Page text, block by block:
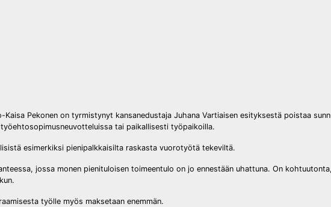
Pekonen on tyrmistynyt kansanedustaja Juhana Vartiaisen esityksestä poistaa
tai paikallisesti työpaikoilla.
esimerkiksi pienipalkkaisilta raskasta vuorotyötä tekeviltä.
jossa monen pienituloisen toimeentulo on jo ennestään uhattuna. On
työlle myös maksetaan enemmän.